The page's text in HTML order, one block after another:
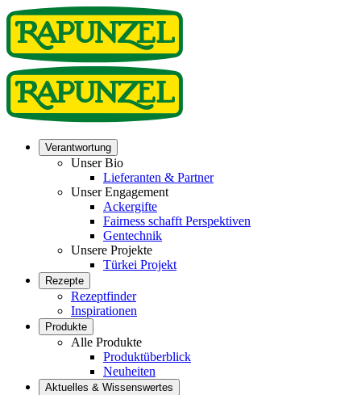
Verantwortung
Unser Bio
Lieferanten & Partner
Unser Engagement
Ackergifte
Fairness schafft Perspektiven
Gentechnik
Unsere Projekte
Türkei Projekt
Rezepte
Rezeptfinder
Inspirationen
Produkte
Alle Produkte
Produktüberblick
Neuheiten
Aktuelles & Wissenswertes